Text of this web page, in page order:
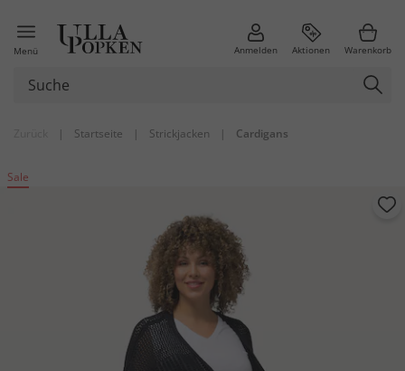
Menü Anmelden Aktionen Warenkorb
| Startseite | Strickjacken | Cardigans
Sale